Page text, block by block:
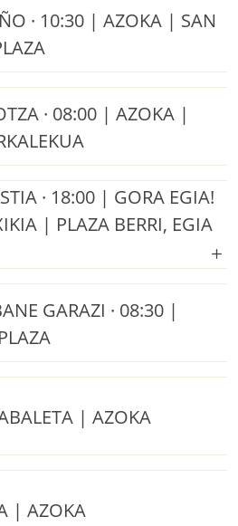
· 10:30 | AZOKA | SAN
· 08:00 | AZOKA |
· 18:00 | GORA EGIA!
| PLAZA BERRI, EGIA
GARAZI · 08:30 |
| AZOKA
| AZOKA